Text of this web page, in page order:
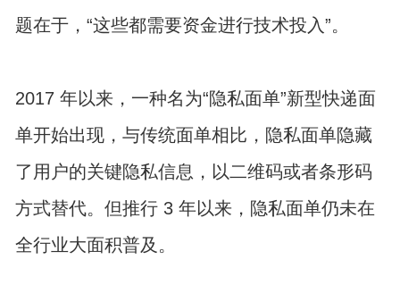
题在于，“这些都需要资金进行技术投入”。
2017 年以来，一种名为“隐私面单”新型快递面
单开始出现，与传统面单相比，隐私面单隐藏
了用户的关键隐私信息，以二维码或者条形码
方式替代。但推行 3 年以来，隐私面单仍未在
全行业大面积普及。